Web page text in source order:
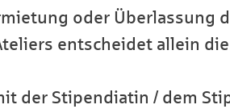
oder Überlassung
entscheidet allein
der Stipendiatin / dem